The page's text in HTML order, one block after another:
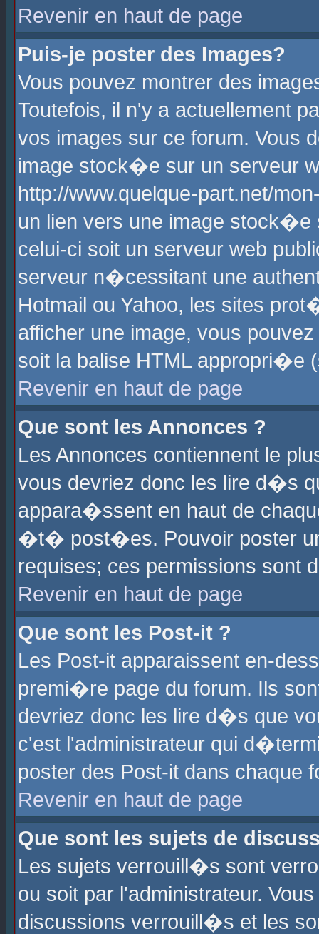
Revenir en haut de page
Puis-je poster des Images?
Vous pouvez montrer des
Toutefois, il n'y a actuellement
vos images sur ce forum. Vous
image stock�e sur un serveur
http://www.quelque-part.net/
un lien vers une image
celui-ci soit un serveur web
serveur n�cessitant une
Hotmail ou Yahoo, les sites
afficher une image, vous
soit la balise HTML
Revenir en haut de page
Que sont les Annonces ?
Les Annonces contiennent le
vous devriez donc les lire d�s
appara�ssent en haut de
�t� post�es. Pouvoir poster
requises; ces permissions sont
Revenir en haut de page
Que sont les Post-it ?
Les Post-it apparaissent en-
premi�re page du forum. Ils
devriez donc les lire d�s que
c'est l'administrateur qui
poster des Post-it dans chaque
Revenir en haut de page
Que sont les sujets de
Les sujets verrouill�s sont
ou soit par l'administrateur.
discussions verrouill�s et les